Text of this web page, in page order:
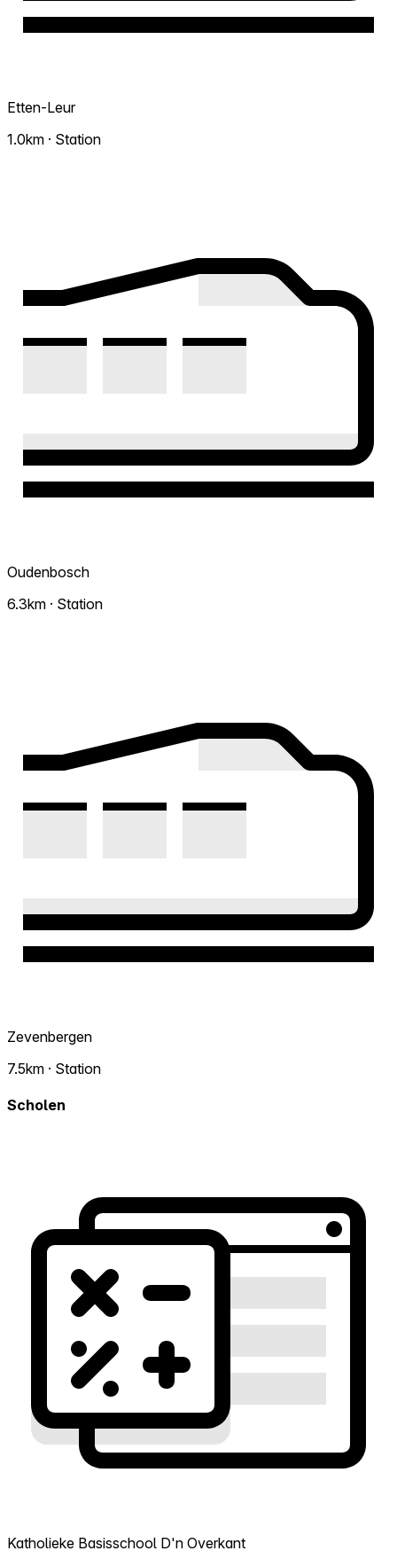
Etten-Leur
1.0km · Station
Oudenbosch
6.3km · Station
Zevenbergen
7.5km · Station
Scholen
Katholieke Basisschool D'n Overkant